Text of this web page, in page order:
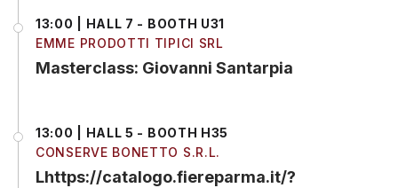
13:00 | HALL 7 - BOOTH U31
EMME PRODOTTI TIPICI SRL
Masterclass: Giovanni Santarpia
13:00 | HALL 5 - BOOTH H35
CONSERVE BONETTO S.R.L.
Lhttps://catalogo.fiereparma.it/?